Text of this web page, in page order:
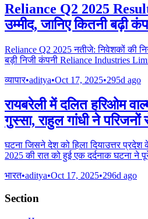
Reliance Q2 2025
उम्मीद, जानिए कितनी बढ़ी
Reliance Q2 2025 नतीजे: निवेशकों की
बड़ी निजी कंपनी Reliance Industries
व्यापार•aditya•Oct 17, 2025•295d ago
रायबरेली में दलित हरिओम
गुस्सा, राहुल गांधी ने परिजनों
घटना जिसने देश को हिला दियाउत्तर
2025 की रात को हुई एक दर्दनाक घटना ने
भारत•aditya•Oct 17, 2025•296d ago
Section